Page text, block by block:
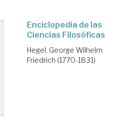
Enciclopedia de las
Ciencias Filosóficas
Hegel, George Wilhelm
Friedrich (1770-1831)